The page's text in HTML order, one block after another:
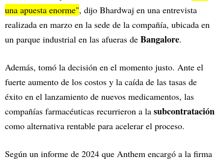
una apuesta enorme", dijo Bhardwaj en una entrevista
realizada en marzo en la sede de la compañía, ubicada en
un parque industrial en las afueras de Bangalore.
Además, tomó la decisión en el momento justo. Ante el
fuerte aumento de los costos y la caída de las tasas de
éxito en el lanzamiento de nuevos medicamentos, las
compañías farmacéuticas recurrieron a la subcontratación
como alternativa rentable para acelerar el proceso.
Según un informe de 2024 que Anthem encargó a la firma